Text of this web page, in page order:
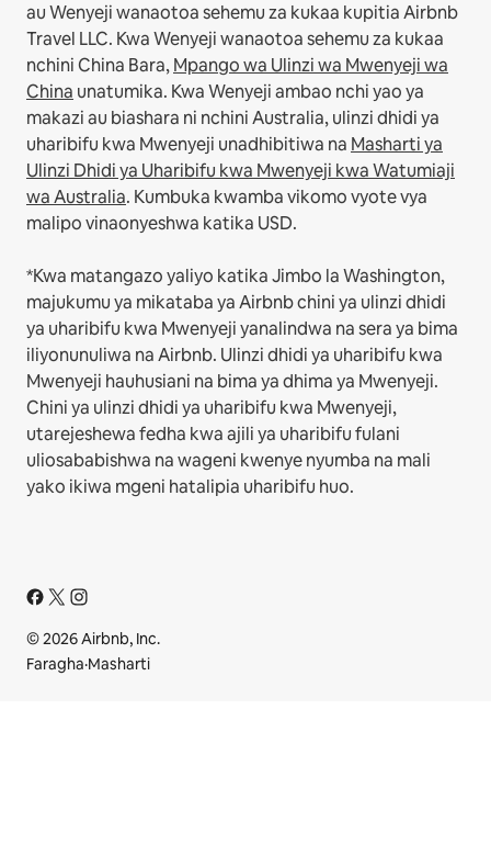
au Wenyeji wanaotoa sehemu za kukaa kupitia Airbnb
Travel LLC. Kwa Wenyeji wanaotoa sehemu za kukaa
nchini China Bara,Mpango wa Ulinzi wa Mwenyeji wa
China unatumika. Kwa Wenyeji ambao nchi yao ya
makazi au biashara ni nchini Australia, ulinzi dhidi ya
uharibifu kwa Mwenyeji unadhibitiwa na Masharti ya
Ulinzi Dhidi ya Uharibifu kwa Mwenyeji kwa Watumiaji
wa Australia. Kumbuka kwamba vikomo vyote vya
malipo vinaonyeshwa katika USD.
*Kwa matangazo yaliyo katika Jimbo la Washington,
majukumu ya mikataba ya Airbnb chini ya ulinzi dhidi
ya uharibifu kwa Mwenyeji yanalindwa na sera ya bima
iliyonunuliwa na Airbnb. Ulinzi dhidi ya uharibifu kwa
Mwenyeji hauhusiani na bima ya dhima ya Mwenyeji.
Chini ya ulinzi dhidi ya uharibifu kwa Mwenyeji,
utarejeshewa fedha kwa ajili ya uharibifu fulani
uliosababishwa na wageni kwenye nyumba na mali
yako ikiwa mgeni hatalipia uharibifu huo.
© 2026 Airbnb, Inc.
Faragha·Masharti